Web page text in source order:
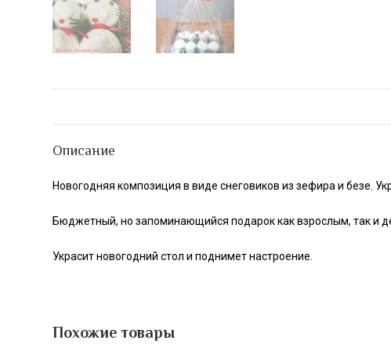
Описание
Новогодняя композиция в виде снеговиков из зефира и безе.
Бюджетный, но запоминающийся подарок как взрослым, так и
Украсит новогодний стол и поднимет настроение.
Похожие товары